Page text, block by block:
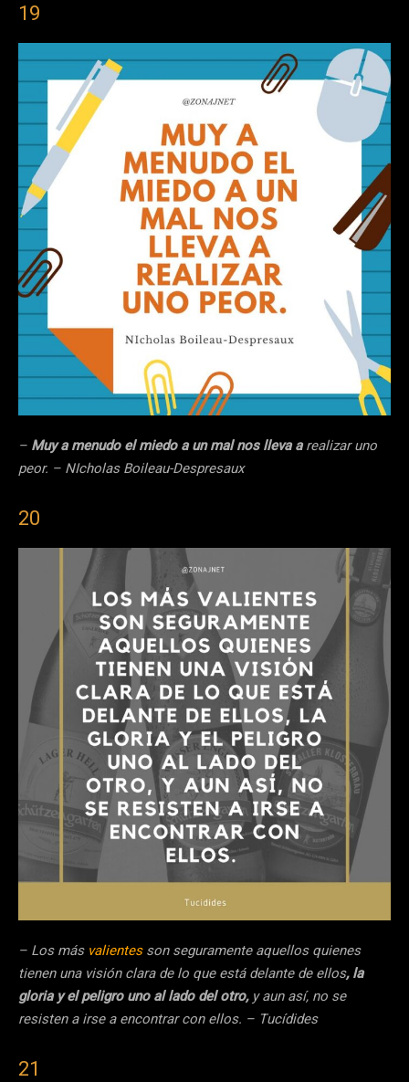
19
– Muy a menudo el miedo a un mal nos lleva arealizar uno
peor. – NIcholas Boileau-Despresaux
20
– Los más valientesson seguramente aquellos quienes
tienen una visión clara de lo que está delante de ellos, la
gloria y el peligro uno al lado del otro,y aun así, no se
resisten a irse a encontrar con ellos. – Tucídides
21